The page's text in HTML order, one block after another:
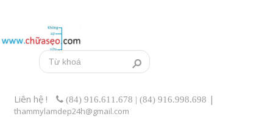
Liên hệ ! (84) 916.611.678 | (84) 916.998.698 |
thammylamdep24h@gmail.com